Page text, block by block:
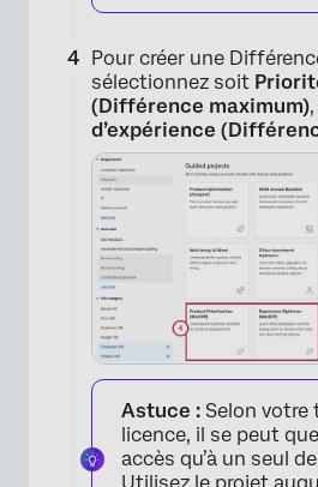
Pour créer une
sélectionnez soit
(Différence maximum)
d’expérience
Astuce : Selon votre
licence, il se peut
accès qu’à un seul